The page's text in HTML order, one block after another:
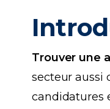
Trouver une
secteur aussi
candidatures